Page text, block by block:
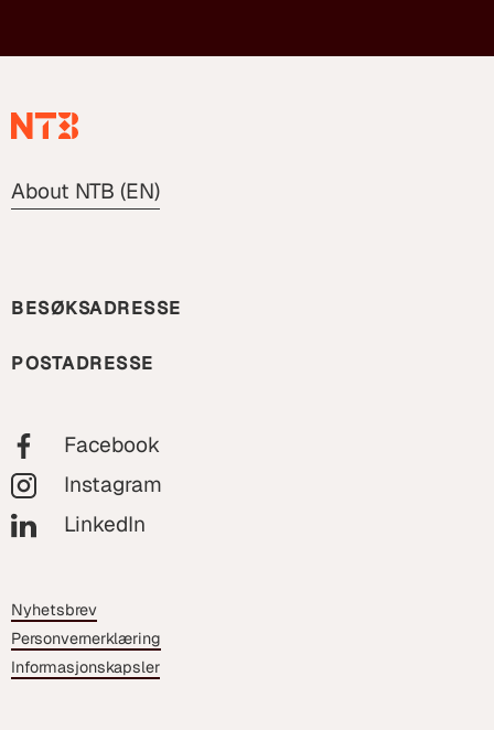
About NTB (EN)
BESØKSADRESSE
POSTADRESSE
Facebook
Instagram
LinkedIn
Nyhetsbrev
Personvernerklæring
Informasjonskapsler